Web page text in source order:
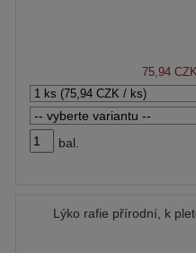
75,94 CZK
bal.
Lýko rafie přírodní, k